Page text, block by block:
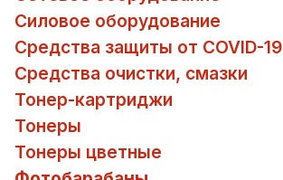
Силовое оборудование
Средства защиты от COVID-19
Средства очистки, смазки
Тонер-картриджи
Тонеры
Тонеры цветные